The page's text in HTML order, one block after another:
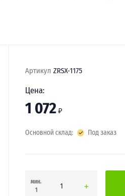
Артикул ZRSX-1175
Цена:
1 072 ₽
Основной склад: Под заказ
мин.
1